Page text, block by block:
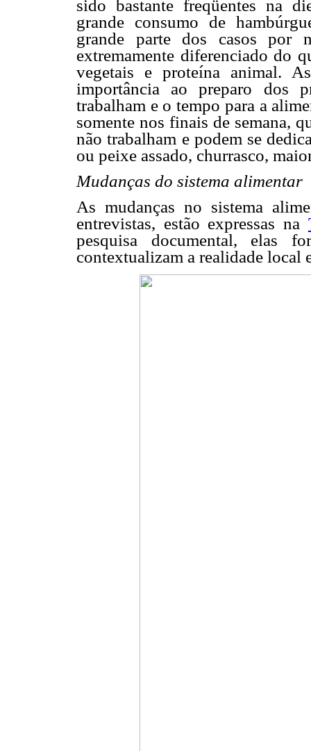
sido bastante freqüentes na
grande consumo de
grande parte dos casos por
extremamente diferenciado do
vegetais e proteína animal.
importância ao preparo dos
trabalham e o tempo para a
somente nos finais de semana,
não trabalham e podem se
ou peixe assado, churrasco,
Mudanças do sistema alimentar
As mudanças no sistema
entrevistas, estão expressas na
pesquisa documental, elas
contextualizam a realidade local